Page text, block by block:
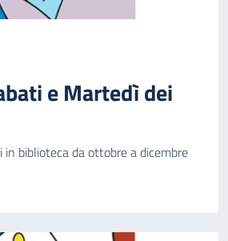
e Martedì dei
biblioteca da ottobre a dicembre